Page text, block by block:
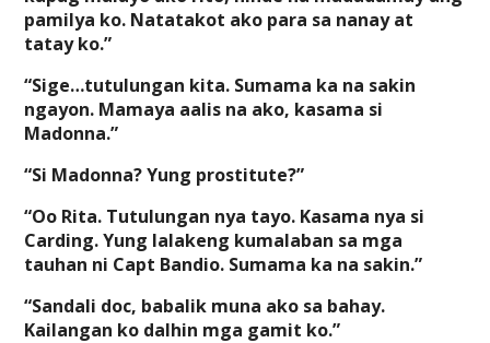
pamilya ko. Natatakot ako para sa nanay at
tatay ko.”
“Sige…tutulungan kita. Sumama ka na sakin
ngayon. Mamaya aalis na ako, kasama si
Madonna.”
“Si Madonna? Yung prostitute?”
“Oo Rita. Tutulungan nya tayo. Kasama nya si
Carding. Yung lalakeng kumalaban sa mga
tauhan ni Capt Bandio. Sumama ka na sakin.”
“Sandali doc, babalik muna ako sa bahay.
Kailangan ko dalhin mga gamit ko.”